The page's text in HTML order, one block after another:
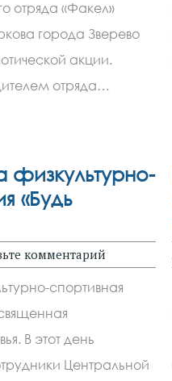
отряда «Факел»
города Зверево
акции.
отряда…
физкультурно-
«Будь
комментарий
спортивная
В этот день
Центральной